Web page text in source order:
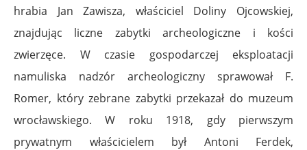
hrabia Jan Zawisza, właściciel Doliny Ojcowskiej,
znajdując liczne zabytki archeologiczne i kości
zwierzęce. W czasie gospodarczej eksploatacji
namuliska nadzór archeologiczny sprawował F.
Romer, który zebrane zabytki przekazał do muzeum
wrocławskiego. W roku 1918, gdy pierwszym
prywatnym właścicielem był Antoni Ferdek,